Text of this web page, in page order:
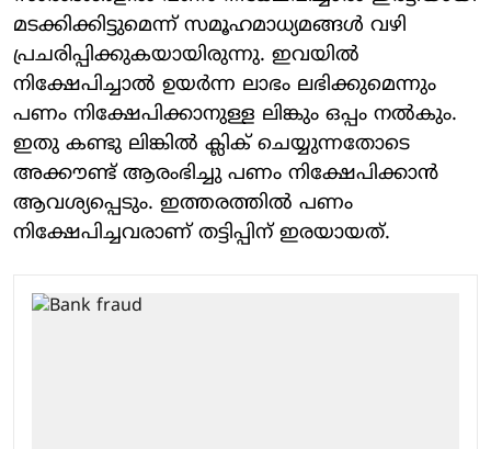
മടക്കിക്കിട്ടുമെന്ന് സമൂഹമാധ്യമങ്ങൾ വഴി
പ്രചരിപ്പിക്കുകയായിരുന്നു. ഇവയിൽ
നിക്ഷേപിച്ചാൽ ഉയർന്ന ലാഭം ലഭിക്കുമെന്നും
പണം നിക്ഷേപിക്കാനുള്ള ലിങ്കും ഒപ്പം നൽകും.
ഇതു കണ്ടു ലിങ്കിൽ ക്ലിക് ചെയ്യുന്നതോടെ
അക്കൗണ്ട് ആരംഭിച്ചു പണം നിക്ഷേപിക്കാൻ
ആവശ്യപ്പെടും. ഇത്തരത്തിൽ പണം
നിക്ഷേപിച്ചവരാണ് തട്ടിപ്പിന് ഇരയായത്.